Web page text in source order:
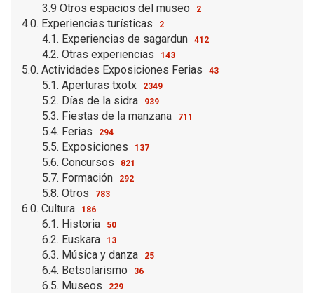
3.9 Otros espacios del museo 2
4.0. Experiencias turísticas 2
4.1. Experiencias de sagardun 412
4.2. Otras experiencias 143
5.0. Actividades Exposiciones Ferias 43
5.1. Aperturas txotx 2349
5.2. Días de la sidra 939
5.3. Fiestas de la manzana 711
5.4. Ferias 294
5.5. Exposiciones 137
5.6. Concursos 821
5.7. Formación 292
5.8. Otros 783
6.0. Cultura 186
6.1. Historia 50
6.2. Euskara 13
6.3. Música y danza 25
6.4. Betsolarismo 36
6.5. Museos 229